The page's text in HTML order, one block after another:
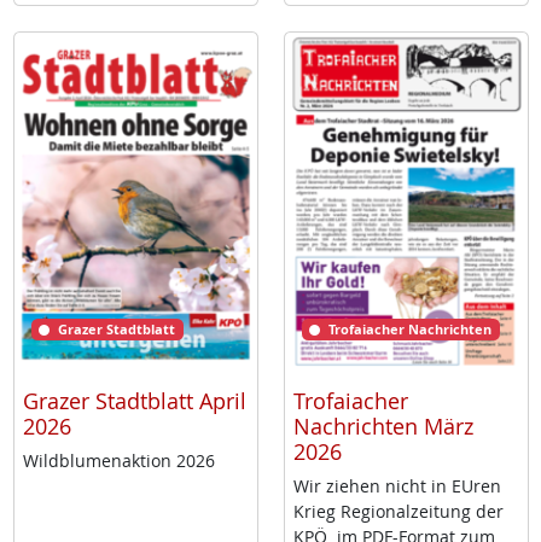
Grazer Stadtblatt
Grazer Stadtblatt April
2026
Wild­blu­men­ak­ti­on 2026
Trofaiacher Nachrichten
Trofaiacher
Nachrichten März
2026
Wir zie­hen nicht in EU­ren
Krieg Re­gio­nal­zei­tung der
KPÖ im PDF-For­mat zum